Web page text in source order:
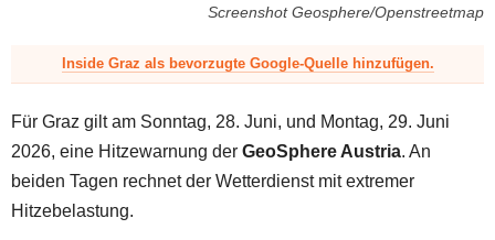
Screenshot Geosphere/Openstreetmap
Inside Graz als bevorzugte Google-Quelle hinzufügen.
Für Graz gilt am Sonntag, 28. Juni, und Montag, 29. Juni
2026, eine Hitzewarnung der GeoSphere Austria. An
beiden Tagen rechnet der Wetterdienst mit extremer
Hitzebelastung.